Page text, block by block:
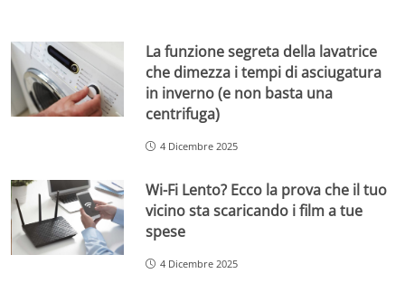
La funzione segreta della lavatrice
che dimezza i tempi di asciugatura
in inverno (e non basta una
centrifuga)
4 Dicembre 2025
Wi-Fi Lento? Ecco la prova che il tuo
vicino sta scaricando i film a tue
spese
4 Dicembre 2025